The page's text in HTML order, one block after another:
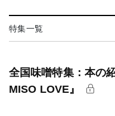
特集一覧
全国味噌特集：本の
MISO LOVE』